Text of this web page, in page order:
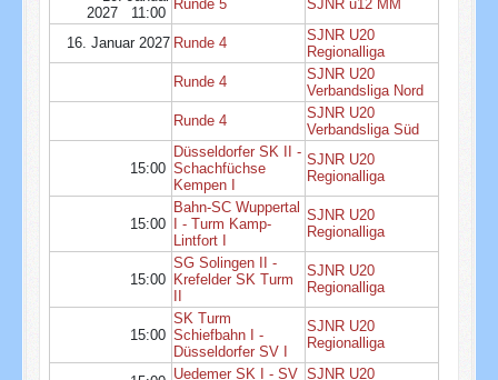
2027 11:00
Runde 5 SJNR u12 MM
16. Januar 2027 Runde 4
SJNR U20
Regionalliga
Runde 4
SJNR U20
Verbandsliga Nord
Runde 4
SJNR U20
Verbandsliga Süd
15:00
Düsseldorfer SK II -
Schachfüchse
Kempen I
SJNR U20
Regionalliga
15:00
Bahn-SC Wuppertal
I - Turm Kamp-
Lintfort I
SJNR U20
Regionalliga
15:00
SG Solingen II -
Krefelder SK Turm
II
SJNR U20
Regionalliga
15:00
SK Turm
Schiefbahn I -
Düsseldorfer SV I
SJNR U20
Regionalliga
Uedemer SK I - SV SJNR U20